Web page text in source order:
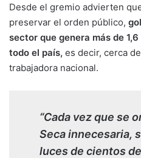
Desde el gremio advierten
preservar el orden público,
sector que genera más de
todo el país, es decir, cerca
trabajadora nacional.
“Cada vez que se
Seca innecesaria,
luces de cientos